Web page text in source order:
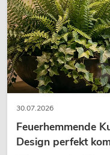
30.07.2026
Feuerhemmende
Design perfekt